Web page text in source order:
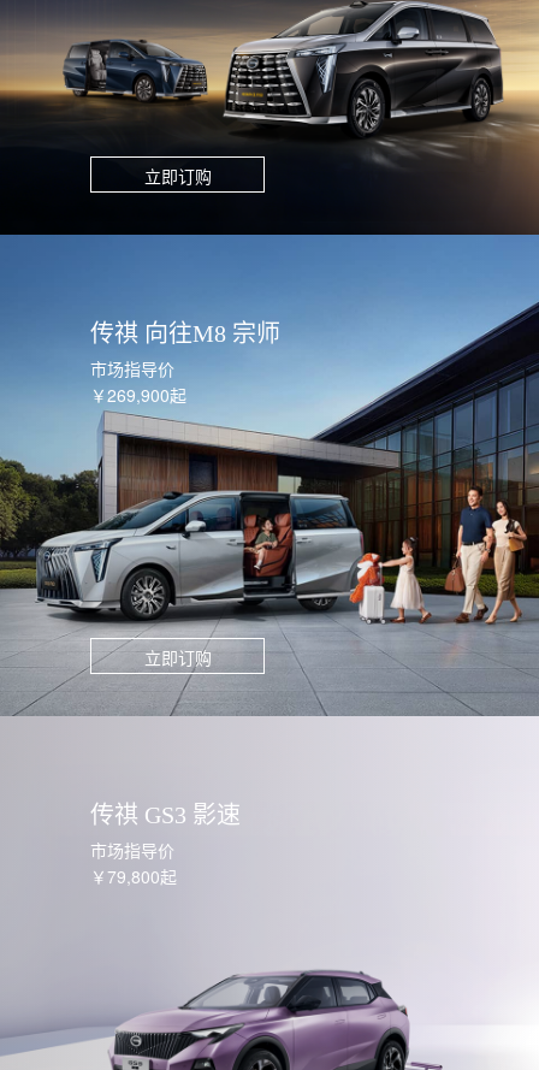
立即订购
传祺 向往M8 宗师
市场指导价
￥269,900起
立即订购
传祺 GS3 影速
市场指导价
￥79,800起